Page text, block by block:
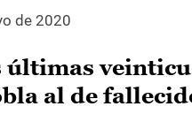
de 2020
últimas
al de